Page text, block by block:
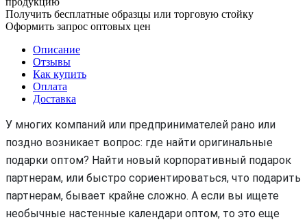
Получить бесплатные образцы или торговую стойку
Оформить запрос оптовых цен
Описание
Отзывы
Как купить
Оплата
Доставка
У многих компаний или предпринимателей рано или
поздно возникает вопрос: где найти оригинальные
подарки оптом? Найти новый корпоративный подарок
партнерам, или быстро сориентироваться, что подарить
партнерам, бывает крайне сложно. А если вы ищете
необычные настенные календари оптом, то это еще